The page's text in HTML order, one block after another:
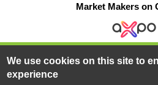
Market Makers on
HELP CONTACT
We use cookies on this site to
experience